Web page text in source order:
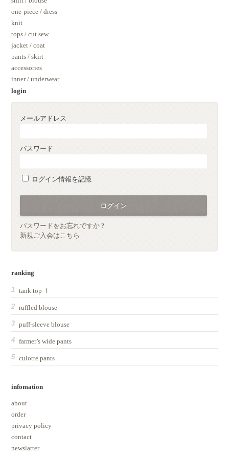
one-piece / dress
knit
tops / cut sew
jacket / coat
pants / skirt
accessories
inner / underwear
login
メールアドレス
パスワード
ログイン情報を記憶
パスワードをお忘れですか ?
新規ご入会はこちら
ranking
tank top Ⅰ
ruffled blouse
puff-sleeve blouse
farmer’s wide pants
culotte pants
infomation
about
order
privacy policy
contact
newslatter